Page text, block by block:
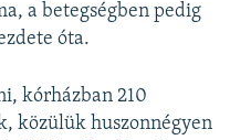
a betegségben pedig
óta.
kórházban 210
közülük huszonnégyen